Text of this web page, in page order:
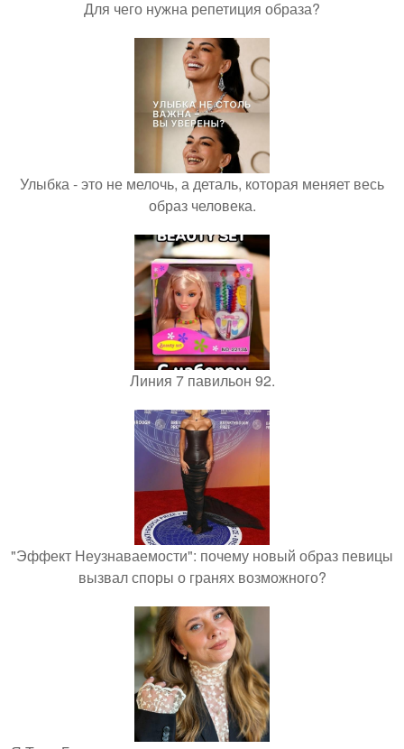
Для чего нужна репетиция образа?
Улыбка - это не мелочь, а деталь, которая меняет весь
образ человека.
Линия 7 павильон 92.
"Эффект Неузнаваемости": почему новый образ певицы
вызвал споры о гранях возможного?